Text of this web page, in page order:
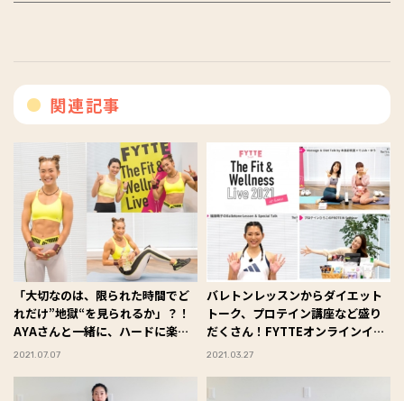
関連記事
「大切なのは、限られた時間でど
れだけ”地獄“を見られるか」？！
AYAさんと一緒に、ハードに楽し
くボディメイク♡～FYTTEオンラ
2021.07.07
バレトンレッスンからダイエット
トーク、プロテイン講座など盛り
だくさん！FYTTEオンラインイベ
ントレポート大公開！
2021.03.27